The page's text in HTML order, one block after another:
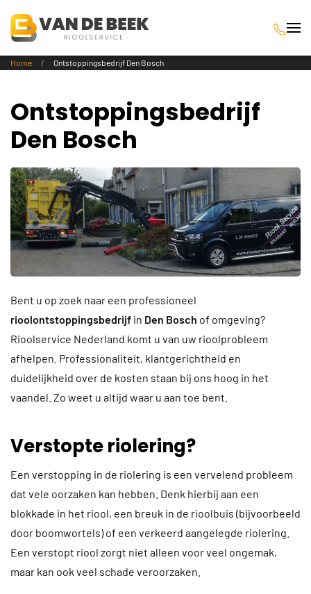
Terug naar hoofdinhoud
Home Ontstoppingsbedrijf Den Bosch
Ontstoppingsbedrijf
Den Bosch
Bent u op zoek naar een professioneel
rioolontstoppingsbedrijf in Den Bosch of omgeving?
Rioolservice Nederland komt u van uw rioolprobleem
afhelpen. Professionaliteit, klantgerichtheid en
duidelijkheid over de kosten staan bij ons hoog in het
vaandel. Zo weet u altijd waar u aan toe bent.
Verstopte riolering?
Een verstopping in de riolering is een vervelend probleem
dat vele oorzaken kan hebben. Denk hierbij aan een
blokkade in het riool, een breuk in de rioolbuis (bijvoorbeeld
door boomwortels) of een verkeerd aangelegde riolering.
Een verstopt riool zorgt niet alleen voor veel ongemak,
maar kan ook veel schade veroorzaken.